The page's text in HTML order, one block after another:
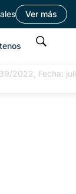
Ver más
2022, Fecha: